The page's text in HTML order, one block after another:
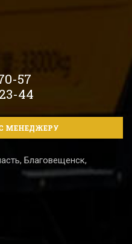
57
44
МЕНЕДЖЕРУ
Благовещенск,